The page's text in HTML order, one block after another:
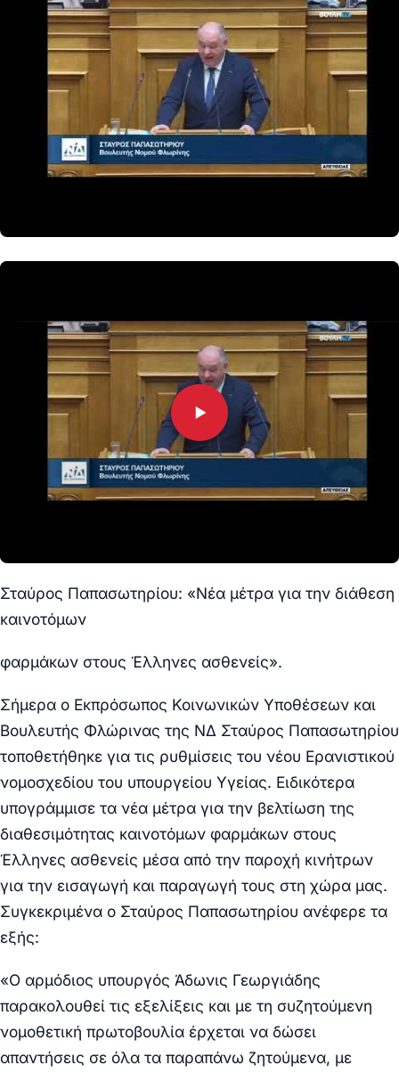
Σταύρος Παπασωτηρίου: «Νέα μέτρα για την διάθεση
καινοτόμων
φαρμάκων στους Έλληνες ασθενείς».
Σήμερα ο Εκπρόσωπος Κοινωνικών Υποθέσεων και
Βουλευτής Φλώρινας της ΝΔ Σταύρος Παπασωτηρίου
τοποθετήθηκε για τις ρυθμίσεις του νέου Ερανιστικού
νομοσχεδίου του υπουργείου Υγείας. Ειδικότερα
υπογράμμισε τα νέα μέτρα για την βελτίωση της
διαθεσιμότητας καινοτόμων φαρμάκων στους
Έλληνες ασθενείς μέσα από την παροχή κινήτρων
για την εισαγωγή και παραγωγή τους στη χώρα μας.
Συγκεκριμένα ο Σταύρος Παπασωτηρίου ανέφερε τα
εξής:
«Ο αρμόδιος υπουργός Άδωνις Γεωργιάδης
παρακολουθεί τις εξελίξεις και με τη συζητούμενη
νομοθετική πρωτοβουλία έρχεται να δώσει
απαντήσεις σε όλα τα παραπάνω ζητούμενα, με